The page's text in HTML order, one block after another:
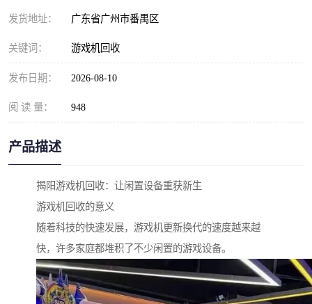
发货地址： 广东省广州市番禺区
关键词： 游戏机回收
发布日期： 2026-08-10
阅 读 量： 948
产品描述
揭阳游戏机回收：让闲置设备重获新生
游戏机回收的意义
随着科技的快速发展，游戏机更新换代的速度越来越
快，许多家庭都堆积了不少闲置的游戏设备。